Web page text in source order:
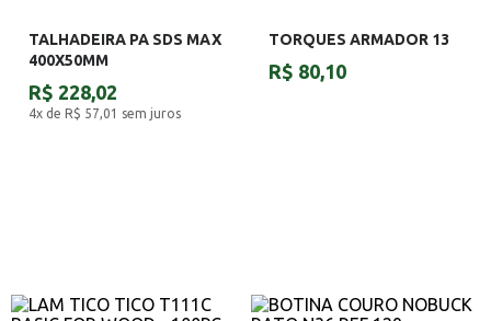
TALHADEIRA PA SDS MAX
400X50MM
R$ 228,02
4x de R$ 57,01 sem juros
TORQUES ARMADOR 13
R$ 80,10